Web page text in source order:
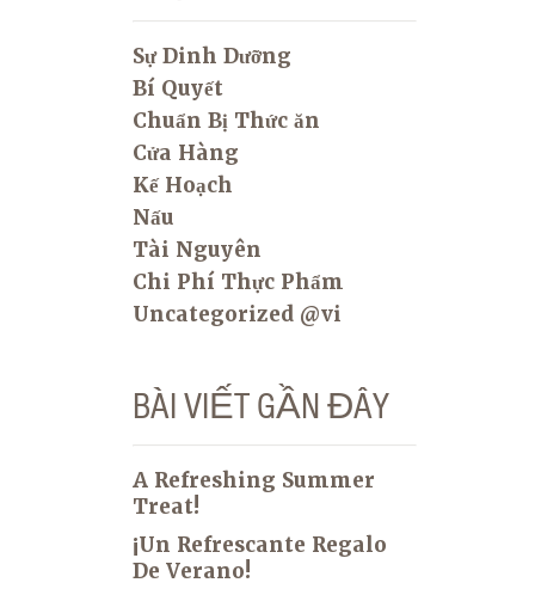
Sự Dinh Dưỡng
Bí Quyết
Chuẩn Bị Thức ăn
Cửa Hàng
Kế Hoạch
Nấu
Tài Nguyên
Chi Phí Thực Phẩm
Uncategorized @vi
BÀI VIẾT GẦN ĐÂY
A Refreshing Summer
Treat!
¡Un Refrescante Regalo
De Verano!